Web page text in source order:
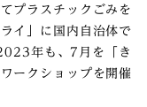
プラスチックごみを
イ」に国内自治体で
年も、7月を「き
ークショップを開催